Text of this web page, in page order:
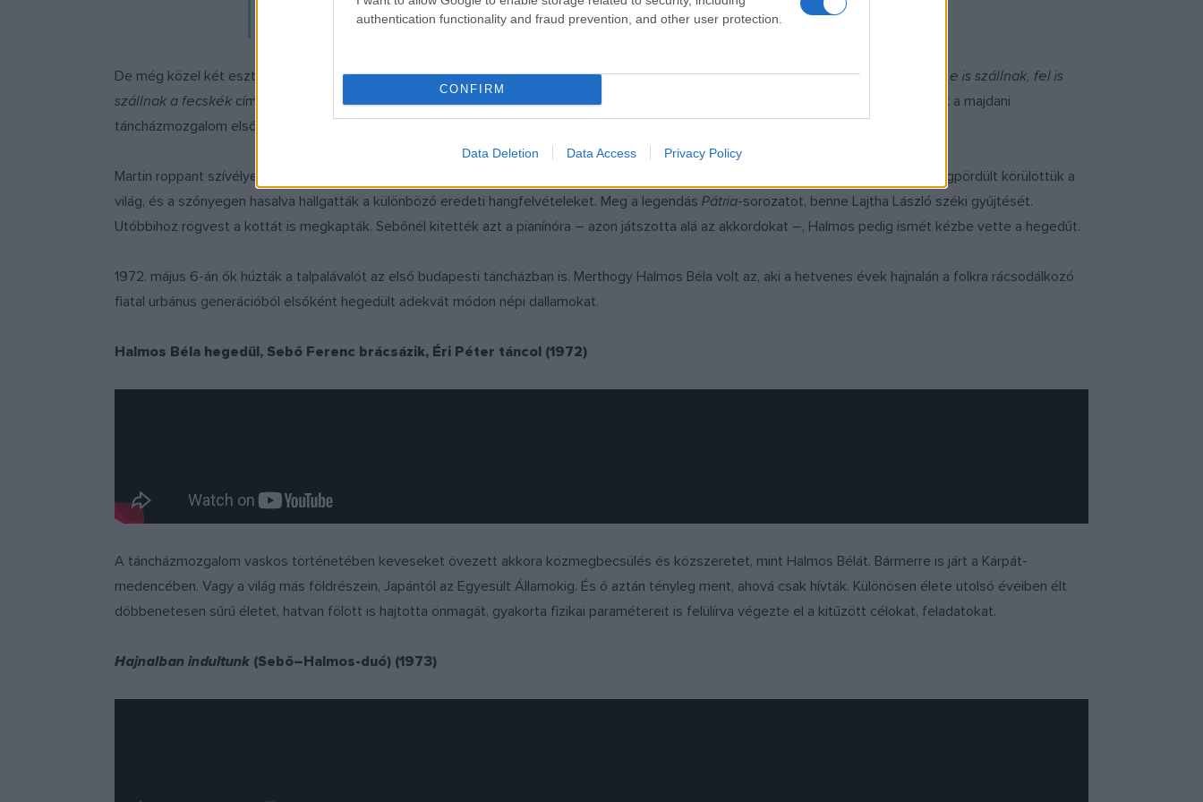
authentication functionality and fraud prevention, and other user protection.
CONFIRM
Data Deletion Data Access Privacy Policy
ismertséget.
De még közel két esztendő telt el addig, mire Sárosi BálintZenei anyanyelvünkcímű rádiósorozatában Halmos először meghallotta a
Le is szállnak, fel is
szállnak a fecskék című széki lassút. És menten kihullott a gitár a kezéből. Nem sokkal később rokoni szálak mentén Sebővel eljutottak a majdani
táncházmozgalom elsődleges szellemi vezérének számító Martin Györgyhöz.
Martin roppant szívélyesen fogadta őket, és megörült, hogy fiatalok is érdeklődnek ilyen régies dolgok iránt. Hamarosan szó szerint megpördült körülöttük a
világ, és a szőnyegen hasalva hallgatták a különböző eredeti hangfelvételeket. Meg a legendás Pátria-sorozatot, benne Lajtha László széki gyűjtését.
Utóbbihoz rögvest a kottát is megkapták. Sebőnél kitették azt a pianínóra – azon játszotta alá az akkordokat –, Halmos pedig ismét kézbe vette a hegedűt.
1972. május 6-án ők húzták a talpalávalót az első budapesti táncházban is. Merthogy Halmos Béla volt az, aki a hetvenes évek hajnalán a folkra rácsodálkozó
fiatal urbánus generációból elsőként hegedült adekvát módon népi dallamokat.
Halmos Béla hegedül, Sebő Ferenc brácsázik, Éri Péter táncol (1972)
A táncházmozgalom vaskos történetében keveseket övezett akkora közmegbecsülés és közszeretet, mint Halmos Bélát. Bármerre is járt a Kárpát-
medencében. Vagy a világ más földrészein, Japántól az Egyesült Államokig. És ő aztán tényleg ment, ahová csak hívták. Különösen élete utolsó éveiben élt
döbbenetesen sűrű életet, hatvan fölött is hajtotta önmagát, gyakorta fizikai paramétereit is felülírva végezte el a kitűzött célokat, feladatokat.
Hajnalban indultunk (Sebő–Halmos-duó) (1973)